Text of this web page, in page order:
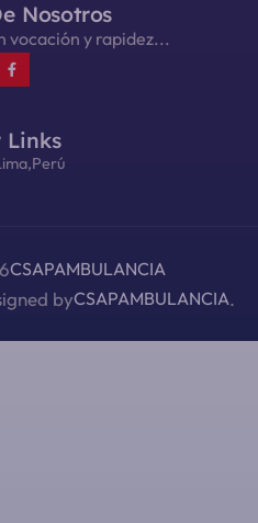
Nosotros
vocación y rapidez...
Links
CSAPAMBULANCIA
byCSAPAMBULANCIA.